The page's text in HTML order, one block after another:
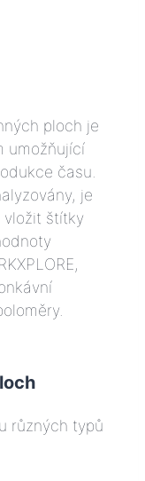
ploch je
umožňující
času.
je
vložit štítky
různých typů